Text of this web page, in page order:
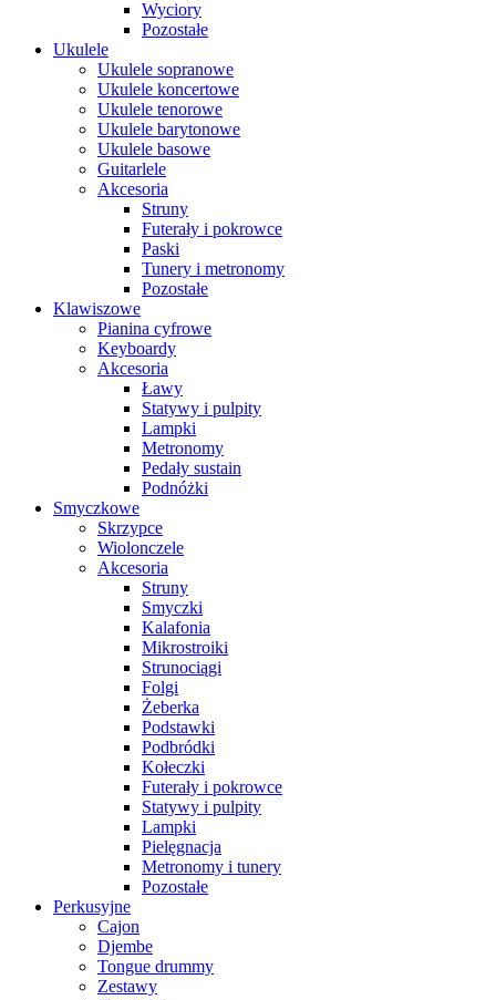
Wyciory
Pozostałe
Ukulele
Ukulele sopranowe
Ukulele koncertowe
Ukulele tenorowe
Ukulele barytonowe
Ukulele basowe
Guitarlele
Akcesoria
Struny
Futerały i pokrowce
Paski
Tunery i metronomy
Pozostałe
Klawiszowe
Pianina cyfrowe
Keyboardy
Akcesoria
Ławy
Statywy i pulpity
Lampki
Metronomy
Pedały sustain
Podnóżki
Smyczkowe
Skrzypce
Wiolonczele
Akcesoria
Struny
Smyczki
Kalafonia
Mikrostroiki
Strunociągi
Folgi
Żeberka
Podstawki
Podbródki
Kołeczki
Futerały i pokrowce
Statywy i pulpity
Lampki
Pielęgnacja
Metronomy i tunery
Pozostałe
Perkusyjne
Cajon
Djembe
Tongue drummy
Zestawy